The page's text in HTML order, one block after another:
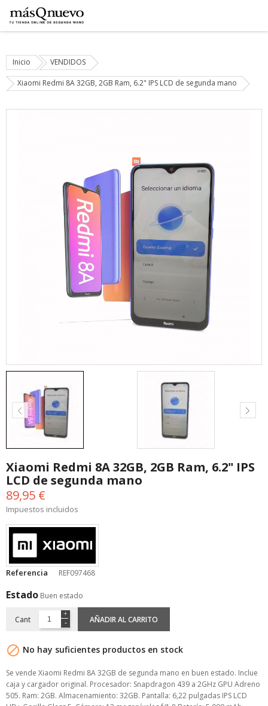
Inicio VENDIDOS
Xiaomi Redmi 8A 32GB, 2GB Ram, 6.2" IPS LCD de segunda mano
Xiaomi Redmi 8A 32GB, 2GB Ram, 6.2" IPS
LCD de segunda mano
89,95 €
Impuestos incluidos
Referencia REF097468
Estado Buen estado
Cant AÑADIR AL CARRITO
 No hay suficientes productos en stock
Se vende Xiaomi Redmi 8A 32GB de segunda mano en buen estado. Inclue
caja y cargador original. Procesador: Snapdragon 439 a 2GHz GPU Adreno
505. Ram: 2GB. Almacenamiento: 32GB. Pantalla: 6,22 pulgadas IPS LCD